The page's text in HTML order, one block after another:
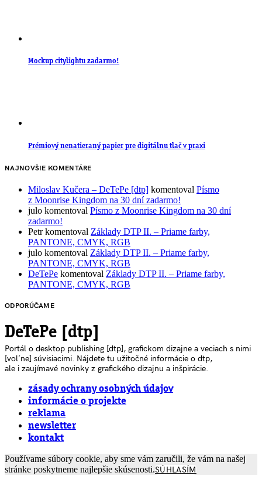
Mockup citylightu zadarmo!
Prémiový nenatieraný papier pre digitálnu tlač v praxi
NAJNOVŠIE KOMENTÁRE
Miloslav Kučera – DeTePe [dtp] komentoval Písmo
z Moonrise Kingdom na 30 dní zadarmo!
julo komentoval Písmo z Moonrise Kingdom na 30 dní
zadarmo!
Petrkomentoval Základy DTP II. – Priame farby,
PANTONE, CMYK, RGB
julo komentoval Základy DTP II. – Priame farby,
PANTONE, CMYK, RGB
DeTePe komentoval Základy DTP II. – Priame farby,
PANTONE, CMYK, RGB
ODPORÚČAME
DeTePe [dtp]
Portál o desktop publishing [dtp], grafickom dizajne a veciach s nimi
[voľne] súvisiacimi. Nájdete tu užitočné informácie o dtp,
ale i zaujímavé novinky z grafického dizajnu a inšpirácie.
zásady ochrany osobných údajov
informácie o projekte
reklama
newsletter
kontakt
Používame súbory cookie, aby sme vám zaručili, že vám na našej
stránke poskytneme najlepšie skúsenosti.SÚHLASÍM